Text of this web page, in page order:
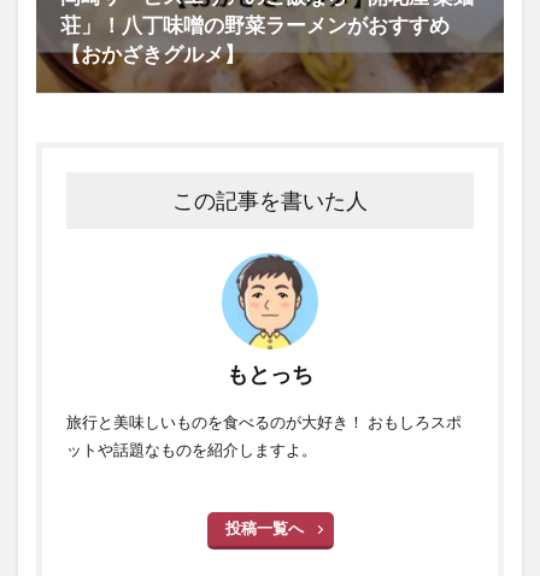
荘」！八丁味噌の野菜ラーメンがおすすめ
【おかざきグルメ】
この記事を書いた人
もとっち
旅行と美味しいものを食べるのが大好き！ おもしろスポ
ットや話題なものを紹介しますよ。
投稿一覧へ